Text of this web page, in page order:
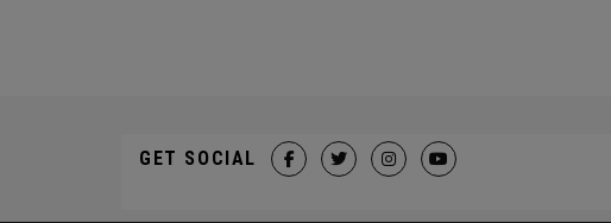
GET SOCIAL